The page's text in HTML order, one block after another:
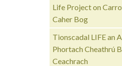
Life Project on
Caher Bog
Tionscadal LIFE an
Phortach Cheathrú
Ceachrach